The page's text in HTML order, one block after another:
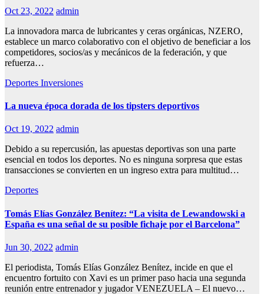
Oct 23, 2022 admin
La innovadora marca de lubricantes y ceras orgánicas, NZERO,
establece un marco colaborativo con el objetivo de beneficiar a los
competidores, socios/as y mecánicos de la federación, y que
refuerza…
Deportes Inversiones
La nueva época dorada de los tipsters deportivos
Oct 19, 2022 admin
Debido a su repercusión, las apuestas deportivas son una parte
esencial en todos los deportes. No es ninguna sorpresa que estas
transacciones se convierten en un ingreso extra para multitud…
Deportes
Tomás Elías González Benítez: “La visita de Lewandowski a
España es una señal de su posible fichaje por el Barcelona”
Jun 30, 2022 admin
El periodista, Tomás Elías González Benítez, incide en que el
encuentro fortuito con Xavi es un primer paso hacia una segunda
reunión entre entrenador y jugador VENEZUELA – El nuevo…